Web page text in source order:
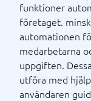
funktioner
företaget.
automationen
medarbetarna
uppgiften.
utföra med
användaren